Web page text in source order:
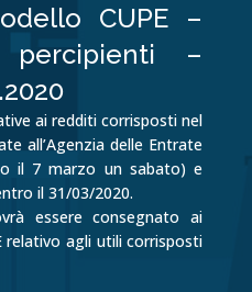
CUPE –
percipienti –
ai redditi corrisposti nel
all’Agenzia delle Entrate
il 7 marzo un sabato) e
il 31/03/2020.
essere consegnato ai
relativo agli utili corrisposti